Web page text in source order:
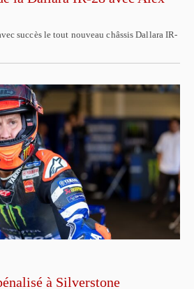
succès le tout nouveau châssis Dallara IR-
à Silverstone